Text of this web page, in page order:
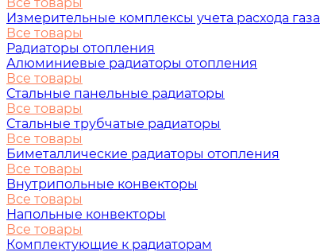
Измерительные комплексы учета расхода газа
Все товары
Радиаторы отопления
Алюминиевые радиаторы отопления
Все товары
Стальные панельные радиаторы
Все товары
Стальные трубчатые радиаторы
Все товары
Биметаллические радиаторы отопления
Все товары
Внутрипольные конвекторы
Все товары
Напольные конвекторы
Все товары
Комплектующие к радиаторам